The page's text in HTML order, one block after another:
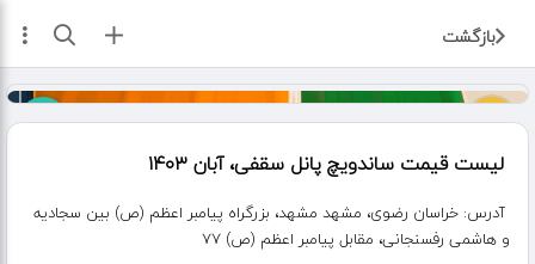
بازگشت ثبت آگهی
لیست قیمت ساندویچ پانل سقفی، آبان ۱۴۰۳
آدرس: خراسان رضوی، مشهد مشهد، بزرگراه پیامبر اعظم (ص) بین سجادیه
و هاشمی رفسنجانی، مقابل پیامبر اعظم (ص) ۷۷